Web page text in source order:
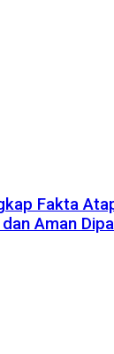
Fakta
Aman